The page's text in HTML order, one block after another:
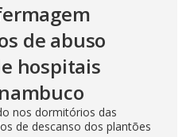
de abuso
hospitais
nos dormitórios das
de descanso dos plantões